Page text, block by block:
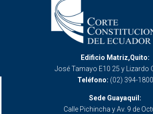
Edificio Matriz,Quito:
José Tamayo E10 25 y Lizardo
Teléfono: (02) 394-1800
Sede Guayaquil:
Calle Pichincha y Av. 9 de